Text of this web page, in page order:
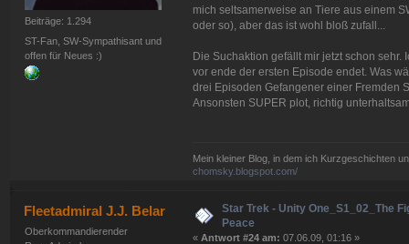
Beiträge: 1.294
ST-Fan, SW-Sympathisant und
offen für Neues :)
mich seltsamerweise an Tiere aus einem
oder so), aber das ist wohl bloß zufall...
Die Suchaktion gefällt mir jetzt schon
vor ende der ersten Episode endet. Was
drei Episoden Gefangener einer Fremden
Ansonsten SUPER plot, richtig
Mein kleiner Blog, in dem ich Kurzgeschichten
chomsky.blogspot.com/
Fleetadmiral J.J. Belar
Oberkommandierender
Star Trek - Unity One_S1_02_The
Peace
« Antwort #24 am: 07.06.09, 01:16 »